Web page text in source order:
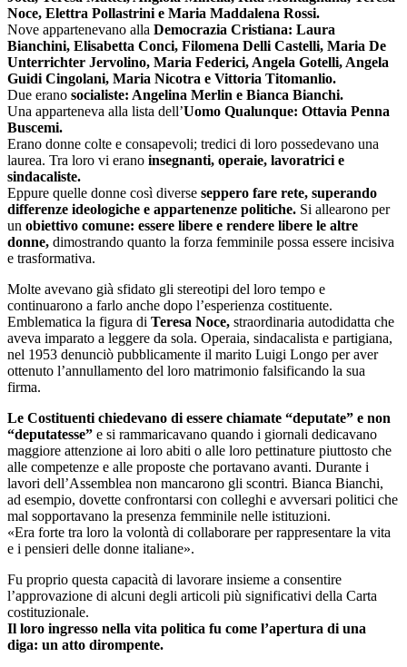
Noce, Elettra Pollastrini e Maria Maddalena Rossi.
Nove appartenevano alla Democrazia Cristiana: Laura
Bianchini, Elisabetta Conci, Filomena Delli Castelli, Maria De
Unterrichter Jervolino, Maria Federici, Angela Gotelli, Angela
Guidi Cingolani, Maria Nicotra e Vittoria Titomanlio.
Due erano socialiste: Angelina Merlin e Bianca Bianchi.
Una apparteneva alla lista dell’Uomo Qualunque: Ottavia Penna
Buscemi.
Erano donne colte e consapevoli; tredici di loro possedevano una
laurea. Tra loro vi erano insegnanti, operaie, lavoratrici e
sindacaliste.
Eppure quelle donne così diverse seppero fare rete, superando
differenze ideologiche e appartenenze politiche. Si allearono per
un obiettivo comune: essere libere e rendere libere le altre
donne, dimostrando quanto la forza femminile possa essere incisiva
e trasformativa.
Molte avevano già sfidato gli stereotipi del loro tempo e
continuarono a farlo anche dopo l’esperienza costituente.
Emblematica la figura di Teresa Noce, straordinaria autodidatta che
aveva imparato a leggere da sola. Operaia, sindacalista e partigiana,
nel 1953 denunciò pubblicamente il marito Luigi Longo per aver
ottenuto l’annullamento del loro matrimonio falsificando la sua
firma.
Le Costituenti chiedevano di essere chiamate “deputate” e non
“deputatesse” e si rammaricavano quando i giornali dedicavano
maggiore attenzione ai loro abiti o alle loro pettinature piuttosto che
alle competenze e alle proposte che portavano avanti. Durante i
lavori dell’Assemblea non mancarono gli scontri. Bianca Bianchi,
ad esempio, dovette confrontarsi con colleghi e avversari politici che
mal sopportavano la presenza femminile nelle istituzioni.
«Era forte tra loro la volontà di collaborare per rappresentare la vita
e i pensieri delle donne italiane».
Fu proprio questa capacità di lavorare insieme a consentire
l’approvazione di alcuni degli articoli più significativi della Carta
costituzionale.
Il loro ingresso nella vita politica fu come l’apertura di una
diga: un atto dirompente.